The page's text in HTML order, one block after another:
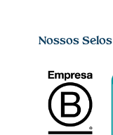
Nossos Selos